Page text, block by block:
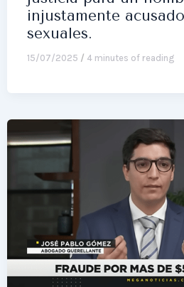
injustamente
sexuales.
15/07/2025 / 4 minutes of reading